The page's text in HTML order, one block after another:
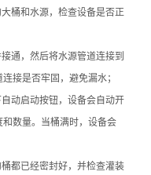
桶和水源，检查设备是否正
，然后将水源管道连接到
接是否牢固，避免漏水；
动启动按钮，设备会自动开
数量。当桶满时，设备会
都已经密封好，并检查灌装